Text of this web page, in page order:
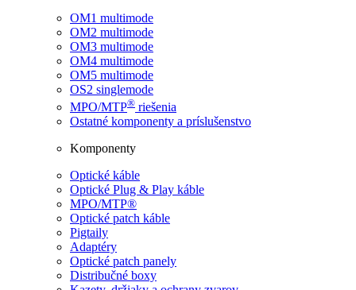
OM1 multimode
OM2 multimode
OM3 multimode
OM4 multimode
OM5 multimode
OS2 singlemode
MPO/MTP® ​ riešenia
Ostatné komponenty a príslušenstvo
Komponenty
Optické káble
Optické Plug & Play káble
MPO/MTP®
Optické patch káble
Pigtaily
Adaptéry
Optické patch panely
Distribučné boxy